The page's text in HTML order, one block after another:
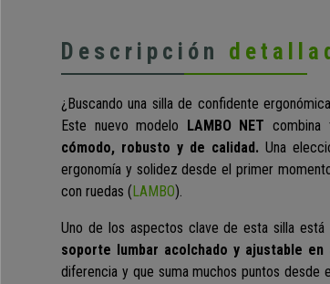
Descripción
¿Buscando una silla de confidente
Este nuevo modelo
LAMBO NET
cómodo, robusto y de calidad. Una
ergonomía y solidez desde el primer
con ruedas ( LAMBO).
Uno de los aspectos clave de esta silla está
soporte lumbar acolchado y ajustable
diferencia y que suma muchos puntos desde